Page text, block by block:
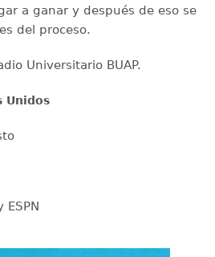
a ganar y después de eso se
del proceso.
Universitario BUAP.
Unidos